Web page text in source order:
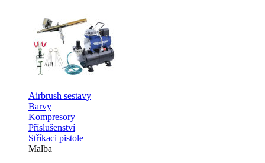
Airbrush sestavy
Barvy
Kompresory
Příslušenství
Stříkaci pistole
Malba